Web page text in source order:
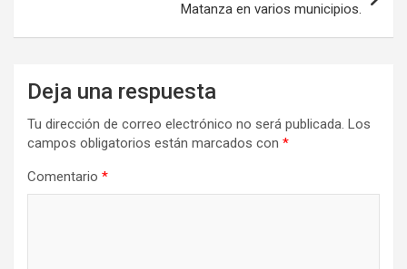
Matanza en varios municipios.
Deja una respuesta
Tu dirección de correo electrónico no será publicada. Los
campos obligatorios están marcados con *
Comentario *